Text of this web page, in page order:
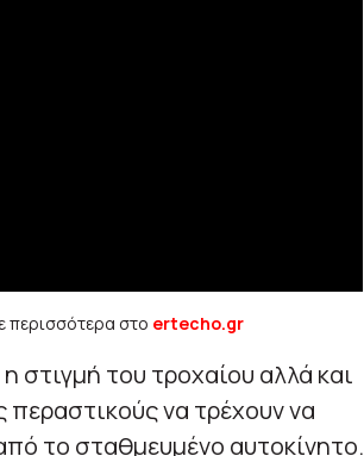
περισσότερα στο ertecho.gr
στιγμή του τροχαίου αλλά και
να τρέχουν να
το σταθμευμένο αυτοκίνητο.